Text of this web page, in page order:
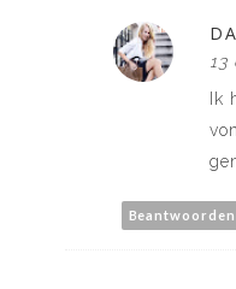
13
Ik
Beantwoorden